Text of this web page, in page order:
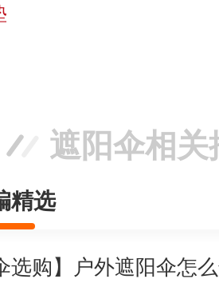
遮阳伞相关
精选
选购】户外遮阳伞怎